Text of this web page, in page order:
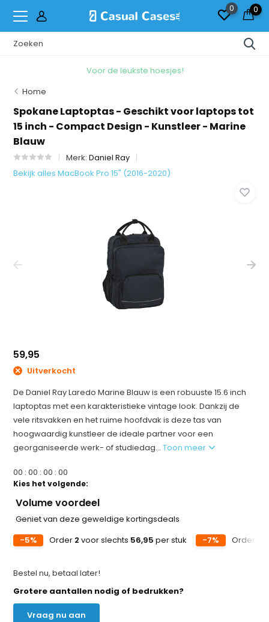
0 0
Voor de leukste hoesjes!
Home
Spokane Laptoptas - Geschikt voor laptops tot
15 inch - Compact Design - Kunstleer - Marine
Blauw
Merk:Daniel Ray
Bekijk alles MacBook Pro 15" (2016-2020)
59,95
Uitverkocht
De Daniel Ray Laredo Marine Blauw is een robuuste 15.6 inch
laptoptas met een karakteristieke vintage look. Dankzij de
vele ritsvakken en het ruime hoofdvak is deze tas van
hoogwaardig kunstleer de ideale partner voor een
georganiseerde werk- of studiedag...Toon meer
00 :00 :00 :00
Kies het volgende:
Volume voordeel
Geniet van deze geweldige kortingsdeals
-5%
Order 2 voor slechts 56,95 per stuk -7% Order
Bestel nu, betaal later!
Grotere aantallen nodig of bedrukken?
Vraag nu aan